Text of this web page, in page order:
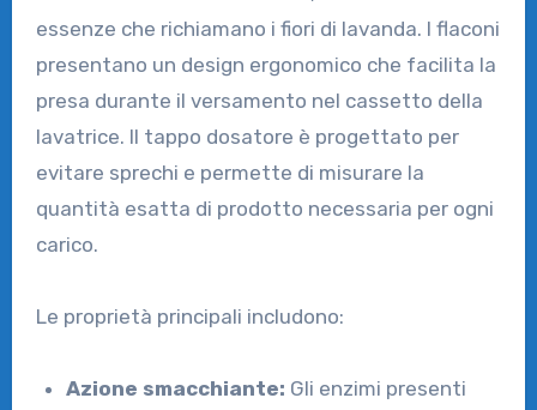
essenze che richiamano i fiori di lavanda. I flaconi
presentano un design ergonomico che facilita la
presa durante il versamento nel cassetto della
lavatrice. Il tappo dosatore è progettato per
evitare sprechi e permette di misurare la
quantità esatta di prodotto necessaria per ogni
carico.
Le proprietà principali includono:
Azione smacchiante: Gli enzimi presenti